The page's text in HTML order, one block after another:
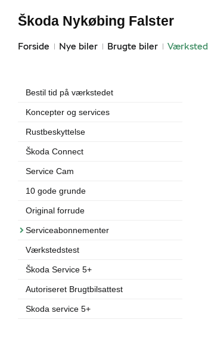
Forside Nye biler Brugte biler Værksted
Škoda Nykøbing Falster
Bestil tid på værkstedet
Koncepter og services
Rustbeskyttelse
Škoda Connect
Service Cam
10 gode grunde
Original forrude
Serviceabonnementer
Værkstedstest
Škoda Service 5+
Autoriseret Brugtbilsattest
Skoda service 5+